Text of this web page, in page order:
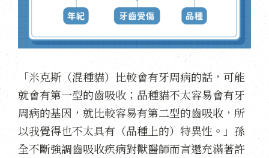
「米克斯（混種貓）比較會有牙周病的話，可能
就會有第一型的齒吸收；品種貓不太容易會有牙
周病的基因，就比較容易有第二型的齒吸收，所
以我覺得也不太具有（品種上的）特異性。」孫
全不斷強調齒吸收疾病對獸醫師而言還充滿著許